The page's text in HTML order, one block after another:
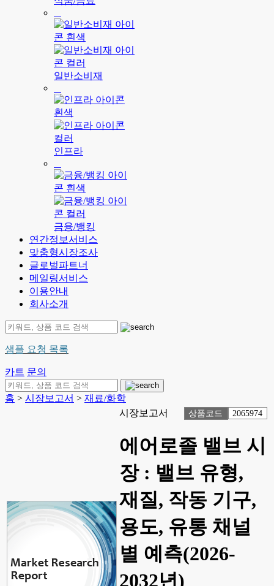
일반소비재
인프라
금융/뱅킹
연간정보서비스
맞춤형시장조사
글로벌파트너
메일링서비스
이용안내
회사소개
샘플 요청 목록
카트 문의
홈 > 시장보고서 > 재료/화학
시장보고서
상품코드 2065974
에어로졸 밸브 시
장 : 밸브 유형,
재질, 작동 기구,
용도, 유통 채널
별 예측(2026-
2032년)